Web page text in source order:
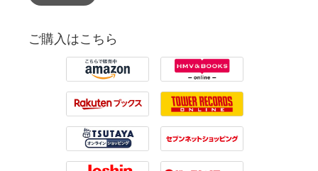
ご購入はこちら
Amazon HMV
Rakuten Tower Records
Tsutaya 7net